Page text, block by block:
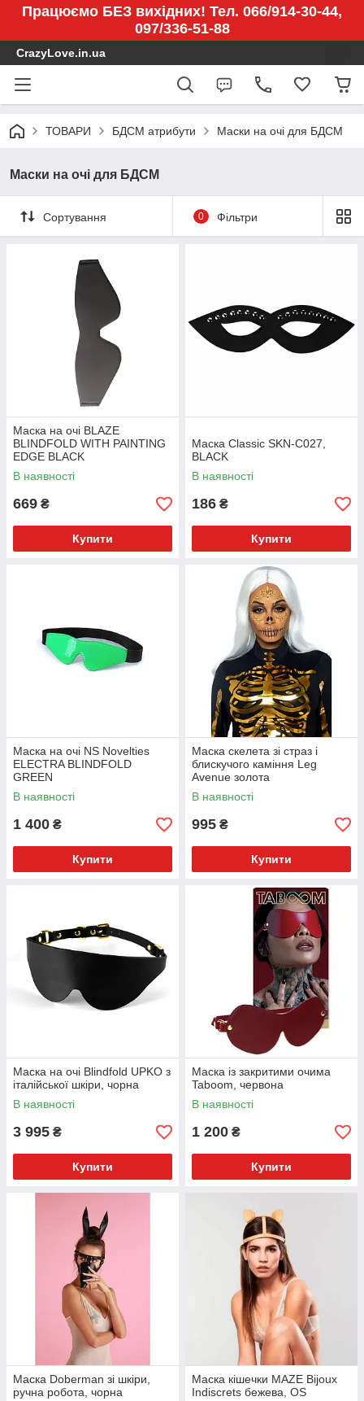
Працюємо БЕЗ вихідних! Тел. 066/914-30-44,
097/336-51-88
CrazyLove.in.ua
ТОВАРИ БДСМ атрибути Маски на очі для БДСМ
Маски на очі для БДСМ
Сортування 0 Фільтри
Маска на очі BLAZE
BLINDFOLD WITH PAINTING
EDGE BLACK
В наявності
669 ₴
Купити
Маска Classic SKN-C027,
BLACK
В наявності
186 ₴
Купити
Маска на очі NS Novelties
ELECTRA BLINDFOLD
GREEN
В наявності
1 400 ₴
Купити
Маска скелета зі страз і
блискучого каміння Leg
Avenue золота
В наявності
995 ₴
Купити
Маска на очі Blindfold UPKO з
італійської шкіри, чорна
В наявності
3 995 ₴
Купити
Маска із закритими очима
Taboom, червона
В наявності
1 200 ₴
Купити
Маска Doberman зі шкіри,
ручна робота, чорна
Маска кішечки MAZE Bijoux
Indiscrets бежева, OS